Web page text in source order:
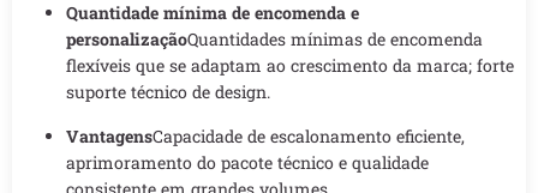
Quantidade mínima de encomenda e
personalizaçãoQuantidades mínimas de encomenda
flexíveis que se adaptam ao crescimento da marca; forte
suporte técnico de design.
VantagensCapacidade de escalonamento eficiente,
aprimoramento do pacote técnico e qualidade